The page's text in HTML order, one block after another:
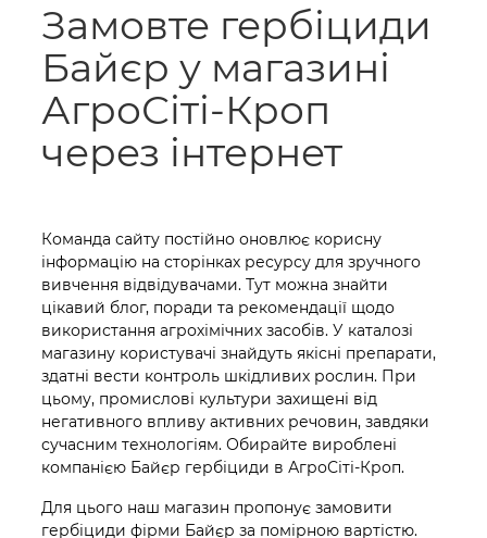
Замовте гербіциди
Байєр у магазині
АгроСіті-Кроп
через інтернет
Команда сайту постійно оновлює корисну
інформацію на сторінках ресурсу для зручного
вивчення відвідувачами. Тут можна знайти
цікавий блог, поради та рекомендації щодо
використання агрохімічних засобів. У каталозі
магазину користувачі знайдуть якісні препарати,
здатні вести контроль шкідливих рослин. При
цьому, промислові культури захищені від
негативного впливу активних речовин, завдяки
сучасним технологіям. Обирайте вироблені
компанією Байєр гербіциди в АгроСіті-Кроп.
Для цього наш магазин пропонує замовити
гербіциди фірми Байєр за помірною вартістю.